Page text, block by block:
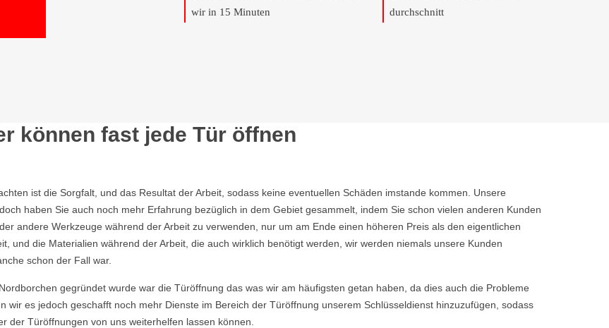
wir in 15 Minuten
durchschnitt
können fast jede Tür öffnen
ist die Sorgfalt, und das Resultat der Arbeit, sodass keine eventuellen Schäden imstande kommen. Unsere
haben Sie auch noch mehr Erfahrung bezüglich in dem Gebiet gesammelt, indem Sie schon vielen anderen Kunden
andere Werkzeuge während der Arbeit zu verwenden, nur um am Ende einen höheren Preis als den eigentlichen
und die Materialien während der Arbeit, die auch wirklich benötigt werden, wir werden niemals unsere Kunden
schon der Fall war.
gegründet wurde war die Türöffnung das was wir am häufigsten getan haben, da dies auch die Probleme
es jedoch geschafft noch mehr Dienste im Bereich der Türöffnung unserem Schlüsseldienst hinzuzufügen, sodass
der Türöffnungen von uns weiterhelfen lassen können.